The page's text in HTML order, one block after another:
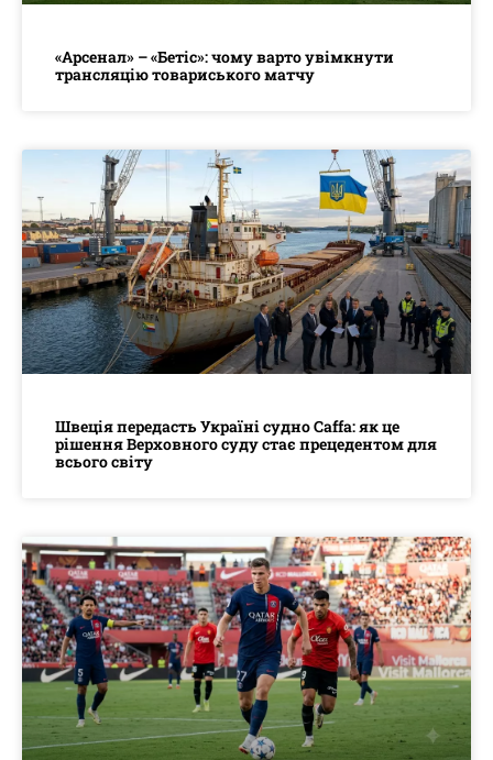
«Арсенал» – «Бетіс»: чому варто увімкнути
трансляцію товариського матчу
Швеція передасть Україні судно Caffa: як це
рішення Верховного суду стає прецедентом для
всього світу